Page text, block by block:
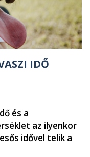
IDŐ
és a
az ilyenkor
idővel telik a